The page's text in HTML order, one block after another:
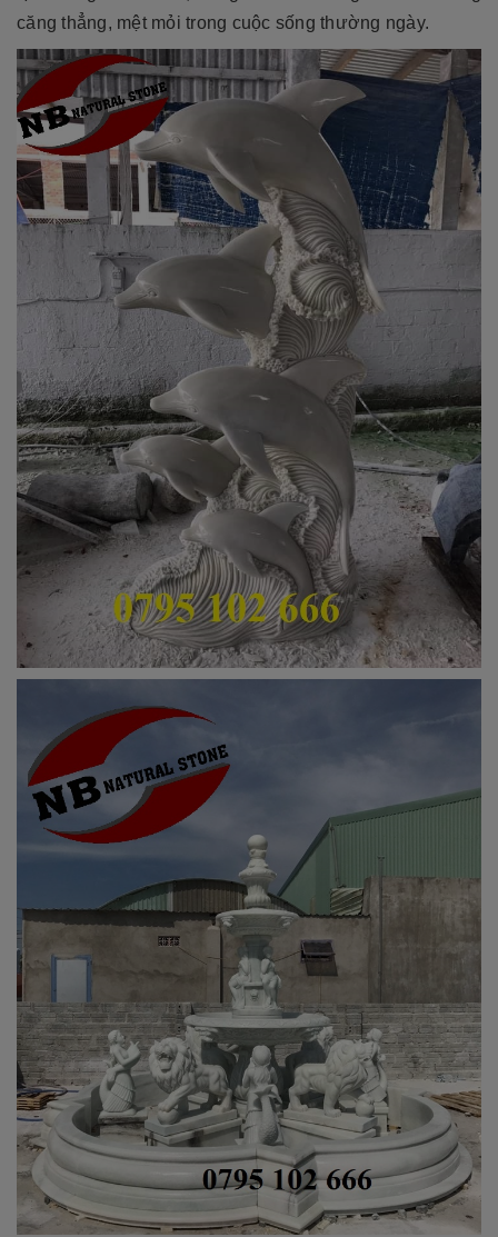
căng thẳng, mệt mỏi trong cuộc sống thường ngày.